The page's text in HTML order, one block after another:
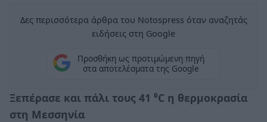
Δες περισσότερα άρθρα του Notospress όταν αναζητάς
ειδήσεις στη Google
Προσθήκη ως προτιμώμενη πηγή
στα αποτελέσματα της Google
Ξεπέρασε και πάλι τους 41 ⁰C η θερμοκρασία
στη Μεσσηνία